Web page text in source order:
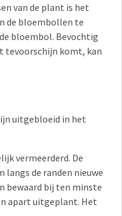
van de plant is het
de bloembollen te
bloembol. Bevochtig
tevoorschijn komt, kan
uitgebloeid in het
vermeerderd. De
de randen nieuwe
bewaard bij ten minste
apart uitgeplant. Het